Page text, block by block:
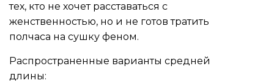
тех, кто не хочет расставаться с
женственностью, но и не готов тратить
полчаса на сушку феном.
Распространенные варианты средней
длины: